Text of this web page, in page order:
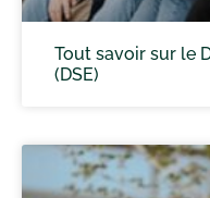
Tout savoir sur le
(DSE)